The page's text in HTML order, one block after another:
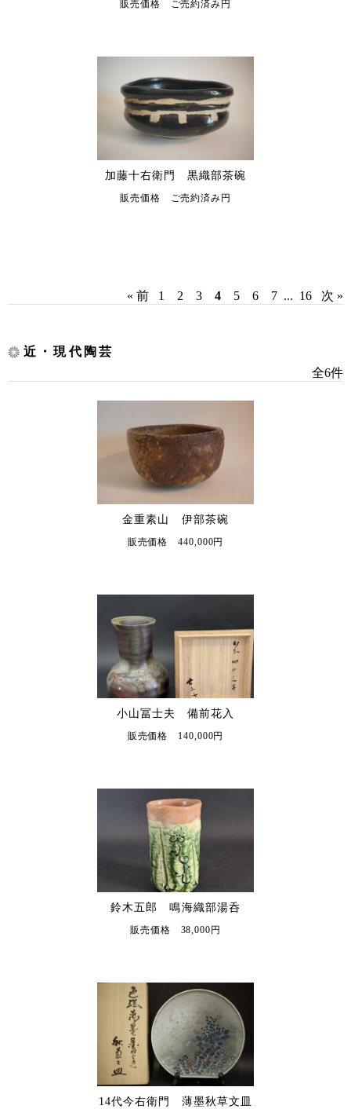
販売価格 ご売約済み円
加藤十右衛門 黒織部茶碗
販売価格 ご売約済み円
« 前 1 2 3 4 5 6 7 ... 16 次 »
近・現代陶芸
全6件
金重素山 伊部茶碗
販売価格 440,000円
小山冨士夫 備前花入
販売価格 140,000円
鈴木五郎 鳴海織部湯呑
販売価格 38,000円
14代今右衛門 薄墨秋草文皿